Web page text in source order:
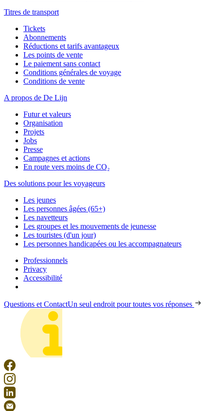
Titres de transport
Tickets
Abonnements
Réductions et tarifs avantageux
Les points de vente
Le paiement sans contact
Conditions générales de voyage
Conditions de vente
A propos de De Lijn
Futur et valeurs
Organisation
Projets
Jobs
Presse
Campagnes et actions
En route vers moins de CO₂
Des solutions pour les voyageurs
Les jeunes
Les personnes âgées (65+)
Les navetteurs
Les groupes et les mouvements de jeunesse
Les touristes (d'un jour)
Les personnes handicapées ou les accompagnateurs
Professionnels
Privacy
Accessibilité
Questions et ContactUn seul endroit pour toutes vos réponses